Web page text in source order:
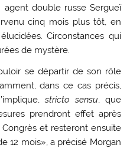
agent double russe Sergueï
cinq mois plus tôt, en
Circonstances qui
de mystère.
se départir de son rôle
dans ce cas précis,
stricto sensu , que
prendront effet après
et resteront ensuite
12 mois», a précisé Morgan